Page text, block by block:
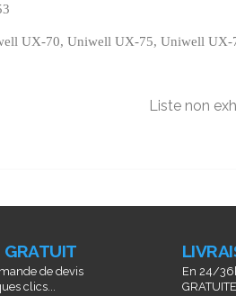
UX-70, Uniwell UX-75, Uniwell UX-
Liste non
GRATUIT
de devis
clics...
En 24/